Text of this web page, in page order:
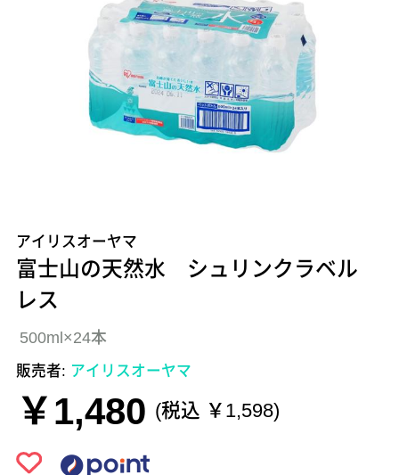
アイリスオーヤマ
富士山の天然水 シュリンクラベル
レス
500ml×24本
販売者: アイリスオーヤマ
￥1,480 (税込 ￥1,598)